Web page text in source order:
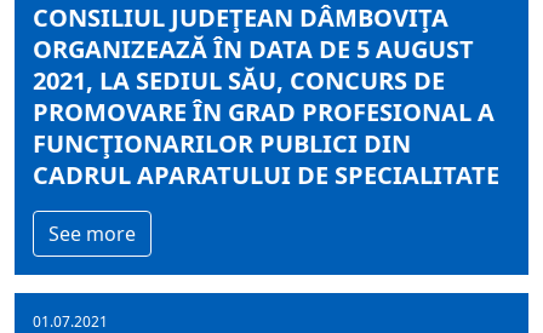
CONSILIUL JUDEŢEAN DÂMBOVIŢA
ORGANIZEAZĂ ÎN DATA DE 5 AUGUST
2021, LA SEDIUL SĂU, CONCURS DE
PROMOVARE ÎN GRAD PROFESIONAL A
FUNCŢIONARILOR PUBLICI DIN
CADRUL APARATULUI DE SPECIALITATE
See more
01.07.2021